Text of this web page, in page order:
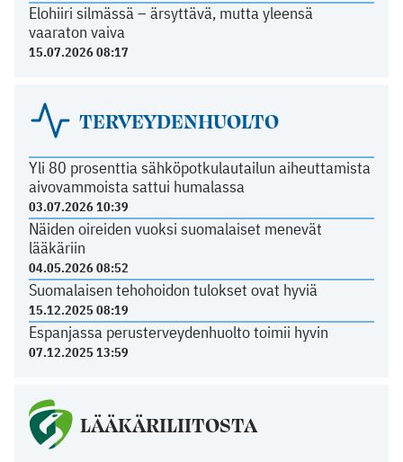
Elohiiri silmässä – ärsyttävä, mutta yleensä
vaaraton vaiva
15.07.2026 08:17
TERVEYDENHUOLTO
Yli 80 prosenttia sähköpotkulautailun aiheuttamista
aivovammoista sattui humalassa
03.07.2026 10:39
Näiden oireiden vuoksi suomalaiset menevät
lääkäriin
04.05.2026 08:52
Suomalaisen tehohoidon tulokset ovat hyviä
15.12.2025 08:19
Espanjassa perusterveydenhuolto toimii hyvin
07.12.2025 13:59
LÄÄKÄRILIITOSTA